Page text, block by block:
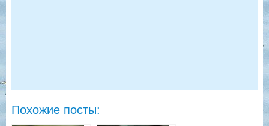
Похожие посты: